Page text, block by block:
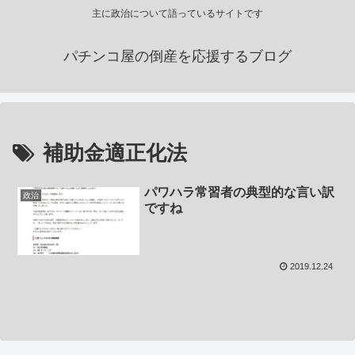
主に政治について語っているサイトです
パチンコ屋の倒産を応援するブログ
補助金適正化法
政治
パワハラ常習者の典型的な言い訳
ですね
2019.12.24